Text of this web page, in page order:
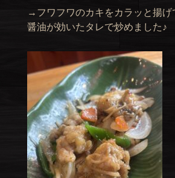
→フワフワのカキをカラッと揚げ
醤油が効いたタレで炒めました♪